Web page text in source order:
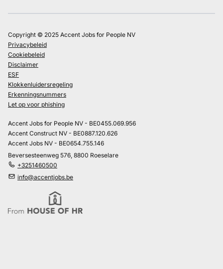
Copyright © 2025 Accent Jobs for People NV
Privacybeleid
Cookiebeleid
Disclaimer
ESF
Klokkenluidersregeling
Erkenningsnummers
Let op voor phishing
Accent Jobs for People NV - BE0455.069.956
Accent Construct NV - BE0887.120.626
Accent Jobs NV - BE0654.755.146
Beversesteenweg 576, 8800 Roeselare
+3251460500
info@accentjobs.be